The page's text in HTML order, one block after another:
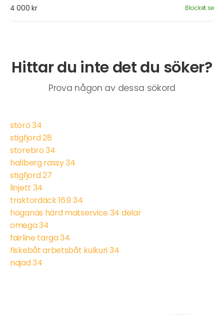
4 000 kr Blocket.se
Hittar du inte det du söker?
Prova någon av dessa sökord
storö 34
stigfjord 28
storebro 34
hallberg rassy 34
stigfjord 27
linjett 34
traktordäck 16.9 34
höganäs härd matservice 34 delar
omega 34
fairline targa 34
fiskebåt arbetsbåt kulkuri 34
najad 34